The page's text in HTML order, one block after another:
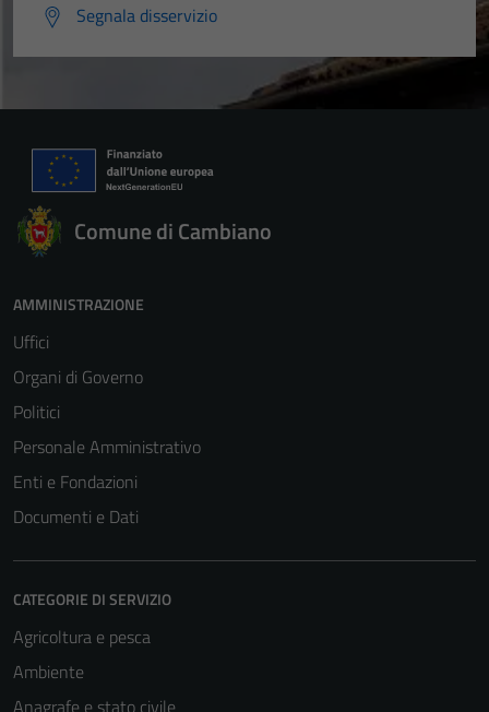
Segnala disservizio
Comune di Cambiano
AMMINISTRAZIONE
Uffici
Organi di Governo
Politici
Personale Amministrativo
Enti e Fondazioni
Documenti e Dati
CATEGORIE DI SERVIZIO
Agricoltura e pesca
Ambiente
Anagrafe e stato civile